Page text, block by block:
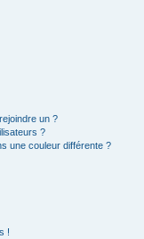
un ?
?
une couleur différente ?
!